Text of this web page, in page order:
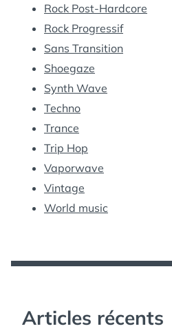
Rock Post-Hardcore
Rock Progressif
Sans Transition
Shoegaze
Synth Wave
Techno
Trance
Trip Hop
Vaporwave
Vintage
World music
Articles récents